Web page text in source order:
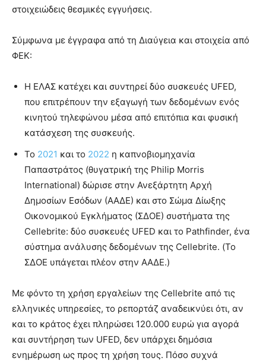
στοιχειώδεις θεσμικές εγγυήσεις.
Σύμφωνα με έγγραφα από τη Διαύγεια και στοιχεία από
ΦΕΚ:
Η ΕΛΑΣ κατέχει και συντηρεί δύο συσκευές UFED,
που επιτρέπουν την εξαγωγή των δεδομένων ενός
κινητού τηλεφώνου μέσα από επιτόπια και φυσική
κατάσχεση της συσκευής.
Το 2021 και το 2022 η καπνοβιομηχανία
Παπαστράτος (θυγατρική της Philip Morris
International) δώρισε στην Ανεξάρτητη Αρχή
Δημοσίων Εσόδων (ΑΑΔΕ) και στο Σώμα Δίωξης
Οικονομικού Εγκλήματος (ΣΔΟΕ) συστήματα της
Cellebrite: δύο συσκευές UFED και το Pathfinder, ένα
σύστημα ανάλυσης δεδομένων της Cellebrite. (Το
ΣΔΟΕ υπάγεται πλέον στην ΑΑΔΕ.)
Με φόντο τη χρήση εργαλείων της Cellebrite από τις
ελληνικές υπηρεσίες, το ρεπορτάζ αναδεικνύει ότι, αν
και το κράτος έχει πληρώσει 120.000 ευρώ για αγορά
και συντήρηση των UFED, δεν υπάρχει δημόσια
ενημέρωση ως προς τη χρήση τους. Πόσο συχνά